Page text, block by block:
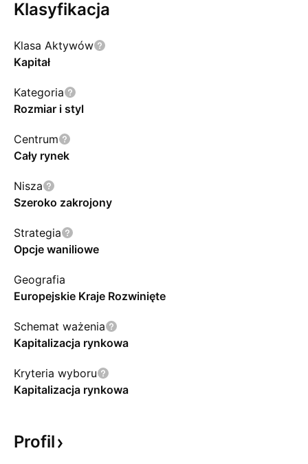
Klasyfikacja
Klasa Aktywów
Kapitał
Kategoria
Rozmiar i styl
Centrum
Cały rynek
Nisza
Szeroko zakrojony
Strategia
Opcje waniliowe
Geografia
Europejskie Kraje Rozwinięte
Schemat ważenia
Kapitalizacja rynkowa
Kryteria wyboru
Kapitalizacja rynkowa
Profil